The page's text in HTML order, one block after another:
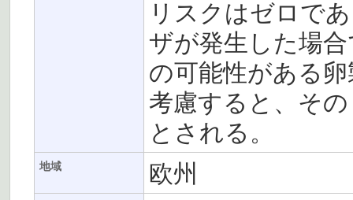
リスクはゼロで
ザが発生した場
の可能性がある
考慮すると、そ
とされる。
地域 欧州